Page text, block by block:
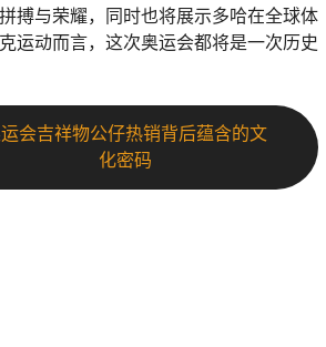
搏与荣耀，同时也将展示多哈在全球体
运动而言，这次奥运会都将是一次历史
会吉祥物公仔热销背后蕴含的文
化密码